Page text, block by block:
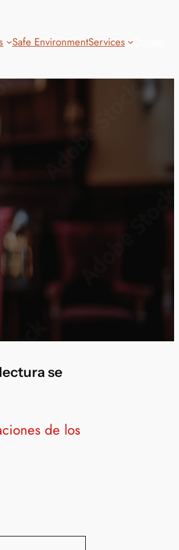
Safe EnvironmentServices
se
de los